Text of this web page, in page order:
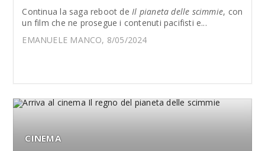
Continua la saga reboot de Il pianeta delle scimmie, con
un film che ne prosegue i contenuti pacifisti e...
EMANUELE MANCO, 8/05/2024
CINEMA